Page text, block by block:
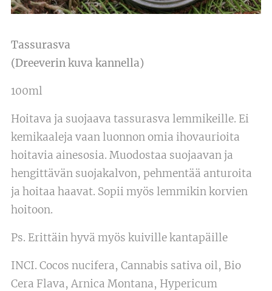
Tassurasva
(Dreeverin kuva kannella)
100ml
Hoitava ja suojaava tassurasva lemmikeille. Ei
kemikaaleja vaan luonnon omia ihovaurioita
hoitavia ainesosia. Muodostaa suojaavan ja
hengittävän suojakalvon, pehmentää anturoita
ja hoitaa haavat. Sopii myös lemmikin korvien
hoitoon.
Ps. Erittäin hyvä myös kuiville kantapäille
INCI. Cocos nucifera, Cannabis sativa oil, Bio
Cera Flava, Arnica Montana, Hypericum